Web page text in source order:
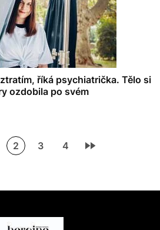
říká psychiatrička. Tělo si
ozdobila po svém
2 3 4